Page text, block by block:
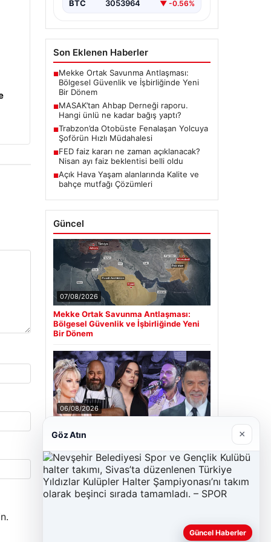
BTC 3053964 ▼ -0.56%
Son Eklenen Haberler
■Mekke Ortak Savunma Antlaşması:
Bölgesel Güvenlik ve İşbirliğinde Yeni
Bir Dönem
■MASAK’tan Ahbap Derneği raporu.
Hangi ünlü ne kadar bağış yaptı?
■Trabzon’da Otobüste Fenalaşan Yolcuya
Şoförün Hızlı Müdahalesi
■FED faiz kararı ne zaman açıklanacak?
Nisan ayı faiz beklentisi belli oldu
■Açık Hava Yaşam alanlarında Kalite ve
bahçe mutfağı Çözümleri
Güncel
07/08/2026
Mekke Ortak Savunma Antlaşması:
Bölgesel Güvenlik ve İşbirliğinde Yeni
Bir Dönem
06/08/2026
Hangi ünlü ne kadar bağış yaptı?
Son Eklenen Firmalar
Göz Atın ×
Güncel Haberler